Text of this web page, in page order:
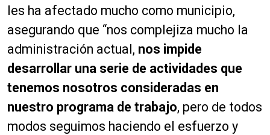
les ha afectado mucho como municipio,
asegurando que “nos complejiza mucho la
administración actual, nos impide
desarrollar una serie de actividades que
tenemos nosotros consideradas en
nuestro programa de trabajo, pero de todos
modos seguimos haciendo el esfuerzo y